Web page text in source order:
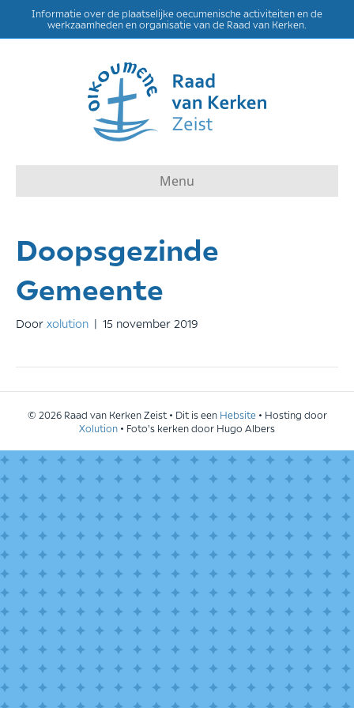
Informatie over de plaatselijke oecumenische activiteiten en de
werkzaamheden en organisatie van de Raad van Kerken.
Menu
Doopsgezinde
Gemeente
Door xolution | 15 november 2019
© 2026 Raad van Kerken Zeist • Dit is een Hebsite• Hosting door
Xolution • Foto's kerken door Hugo Albers